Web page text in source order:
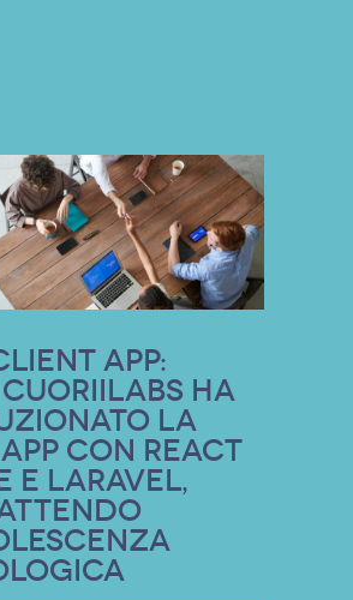
App:
Cuoriilabs ha
la
con React
e Laravel,